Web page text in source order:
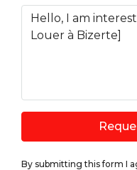
By submitting this form I